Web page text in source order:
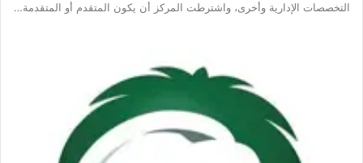
التخصصات الإدارية وأخرى، واشترطت المركز أن يكون المتقدم أو المتقدمة…